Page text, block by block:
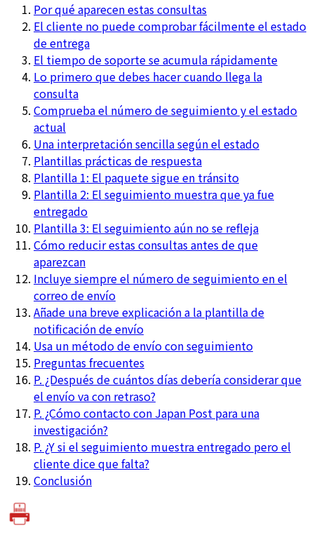
Por qué aparecen estas consultas
El cliente no puede comprobar fácilmente el estado
de entrega
El tiempo de soporte se acumula rápidamente
Lo primero que debes hacer cuando llega la
consulta
Comprueba el número de seguimiento y el estado
actual
Una interpretación sencilla según el estado
Plantillas prácticas de respuesta
Plantilla 1: El paquete sigue en tránsito
Plantilla 2: El seguimiento muestra que ya fue
entregado
Plantilla 3: El seguimiento aún no se refleja
Cómo reducir estas consultas antes de que
aparezcan
Incluye siempre el número de seguimiento en el
correo de envío
Añade una breve explicación a la plantilla de
notificación de envío
Usa un método de envío con seguimiento
Preguntas frecuentes
P. ¿Después de cuántos días debería considerar que
el envío va con retraso?
P. ¿Cómo contacto con Japan Post para una
investigación?
P. ¿Y si el seguimiento muestra entregado pero el
cliente dice que falta?
Conclusión